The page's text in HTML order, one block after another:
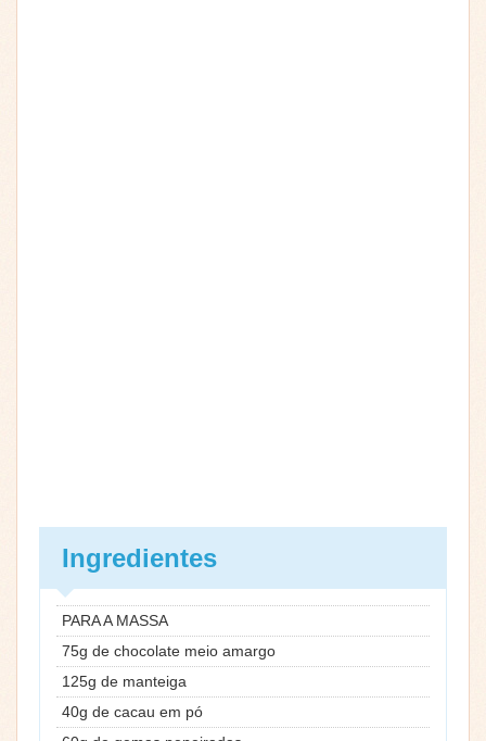
Ingredientes
PARA A MASSA
75g de chocolate meio amargo
125g de manteiga
40g de cacau em pó